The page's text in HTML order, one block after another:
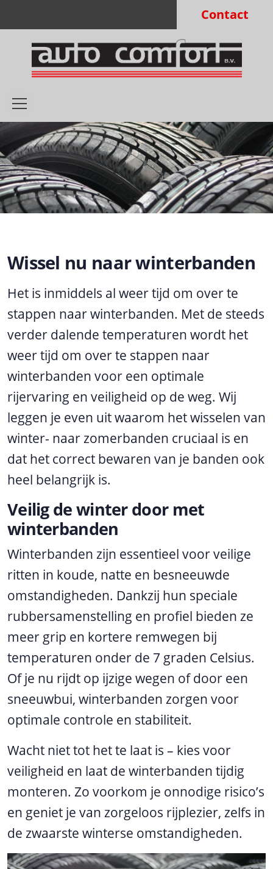
Contact
Wissel nu naar winterbanden
Het is inmiddels al weer tijd om over te
stappen naar winterbanden. Met de steeds
verder dalende temperaturen wordt het
weer tijd om over te stappen naar
winterbanden voor een optimale
rijervaring en veiligheid op de weg. Wij
leggen je even uit waarom het wisselen van
winter- naar zomerbanden cruciaal is en
dat het correct bewaren van je banden ook
heel belangrijk is.
Veilig de winter door met
winterbanden
Winterbanden zijn essentieel voor veilige
ritten in koude, natte en besneeuwde
omstandigheden. Dankzij hun speciale
rubbersamenstelling en profiel bieden ze
meer grip en kortere remwegen bij
temperaturen onder de 7 graden Celsius.
Of je nu rijdt op ijzige wegen of door een
sneeuwbui, winterbanden zorgen voor
optimale controle en stabiliteit.
Wacht niet tot het te laat is – kies voor
veiligheid en laat de winterbanden tijdig
monteren. Zo voorkom je onnodige risico’s
en geniet je van zorgeloos rijplezier, zelfs in
de zwaarste winterse omstandigheden.